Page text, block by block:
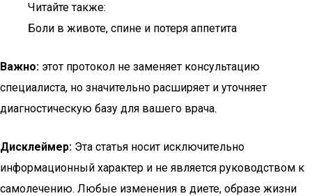
Читайте также:
Боли в животе, спине и потеря аппетита
Важно: этот протокол не заменяет консультацию
специалиста, но значительно расширяет и уточняет
диагностическую базу для вашего врача.
Дисклеймер: Эта статья носит исключительно
информационный характер и не является руководством к
самолечению. Любые изменения в диете, образе жизни